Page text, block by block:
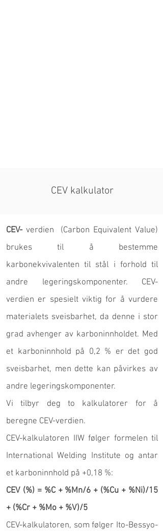
CEV kalkulator
CEV-verdien (Carbon Equivalent Value)
brukes til å bestemme
karbonekvivalenten til stål i forhold til
andre legeringskomponenter. CEV-
verdien er spesielt viktig for å vurdere
materialets sveisbarhet, da denne i stor
grad avhenger av karboninnholdet. Med
et karboninnhold på 0,2 % er det god
sveisbarhet, men dette kan påvirkes av
andre legeringskomponenter.
Vi tilbyr deg to kalkulatorer for å
beregne CEV-verdien.
CEV-kalkulatoren IIW følger formelen til
International Welding Institute og antar
et karboninnhold på +0,18 %:
CEV (%) = %C + %Mn/6 + (%Cu + %Ni)/15
+ (%Cr + %Mo + %V)/5
CEV-kalkulatoren, som følger Ito-Bessyo-